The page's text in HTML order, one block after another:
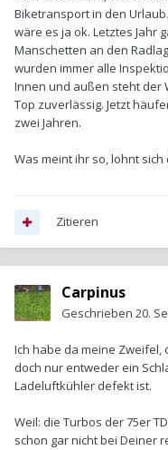
Biketransport in den
wäre es ja ok. Letztes Jahr
Manschetten an den
wurden immer alle
Innen und außen steht der
Top zuverlässig. Jetzt
zwei Jahren.
Was meint ihr so, lohnt sich
Zitieren
Carpinus
Geschrieben 20.
Ich habe da meine Zweifel,
doch nur entweder ein
Ladeluftkühler defekt ist.
Weil: die Turbos der 75er
schon gar nicht bei Deiner